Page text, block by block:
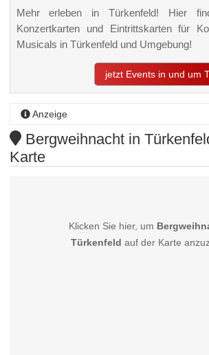
Mehr erleben in Türkenfeld! Hier
Konzertkarten und Eintrittskarten für
Musicals in Türkenfeld und Umgebung!
jetzt Events in und um
Anzeige
Bergweihnacht in
Karte
Klicken Sie hier, um
Türkenfeld auf der Karte